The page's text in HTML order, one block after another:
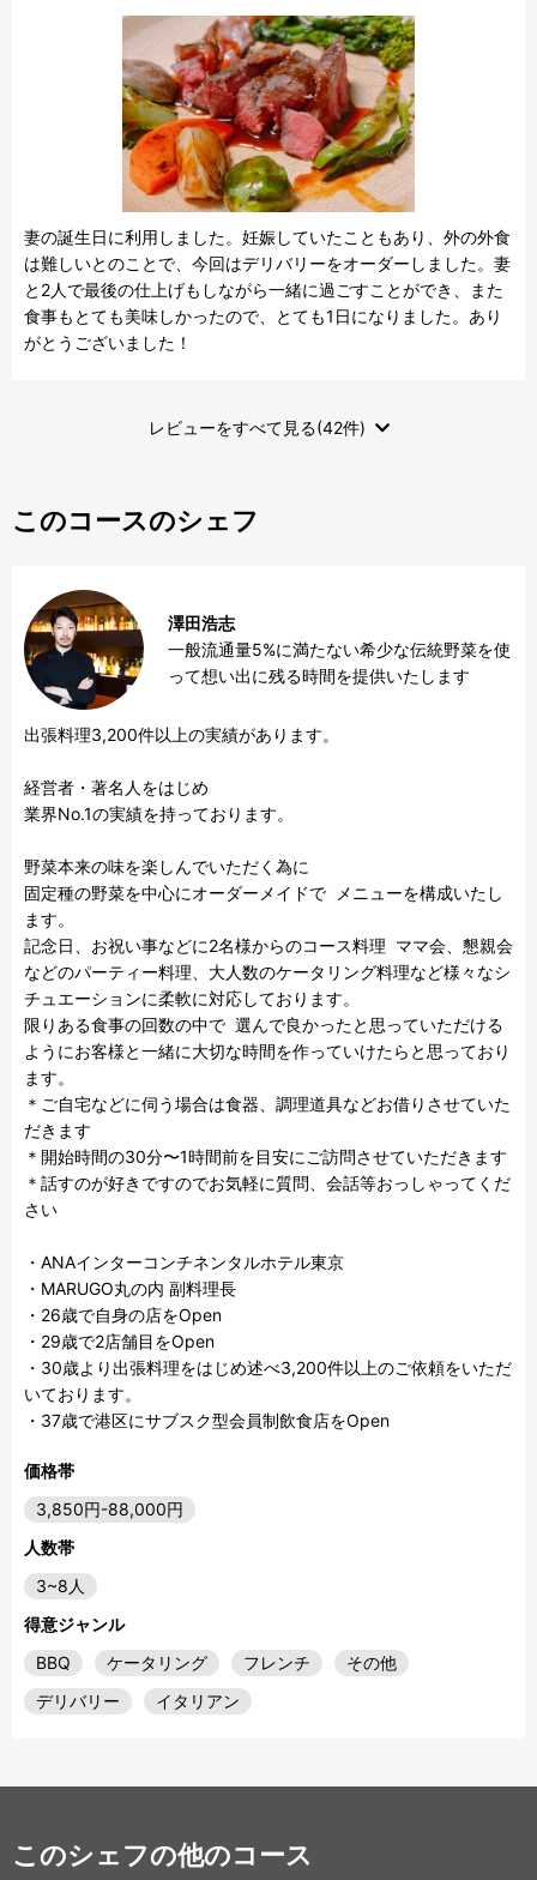
妻の誕生日に利用しました。妊娠していたこともあり、外の外食
は難しいとのことで、今回はデリバリーをオーダーしました。妻
と2人で最後の仕上げもしながら一緒に過ごすことができ、また
食事もとても美味しかったので、とても1日になりました。あり
がとうございました！
レビューをすべて見る(42件)
このコースのシェフ
澤田浩志
一般流通量5%に満たない希少な伝統野菜を使
って想い出に残る時間を提供いたします
出張料理3,200件以上の実績があります。
経営者・著名人をはじめ
業界No.1の実績を持っております。
野菜本来の味を楽しんでいただく為に
固定種の野菜を中心にオーダーメイドで  メニューを構成いたし
ます。
記念日、お祝い事などに2名様からのコース料理  ママ会、懇親会
などのパーティー料理、大人数のケータリング料理など様々なシ
チュエーションに柔軟に対応しております。
限りある食事の回数の中で  選んで良かったと思っていただける
ようにお客様と一緒に大切な時間を作っていけたらと思っており
ます。
＊ご自宅などに伺う場合は食器、調理道具などお借りさせていた
だきます
＊開始時間の30分〜1時間前を目安にご訪問させていただきます
＊話すのが好きですのでお気軽に質問、会話等おっしゃってくだ
さい
・ANAインターコンチネンタルホテル東京
・MARUGO丸の内 副料理長
・26歳で自身の店をOpen
・29歳で2店舗目をOpen
・30歳より出張料理をはじめ述べ3,200件以上のご依頼をいただ
いております。
・37歳で港区にサブスク型会員制飲食店をOpen
価格帯
3,850円-88,000円
人数帯
3~8人
得意ジャンル
BBQ
ケータリング フレンチ
その他
デリバリー
イタリアン
このシェフの他のコース